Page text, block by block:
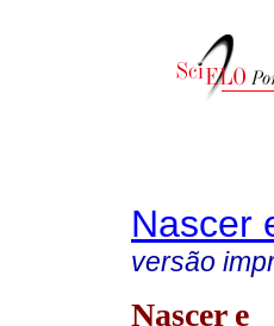
Nascer
versão
Nascer e